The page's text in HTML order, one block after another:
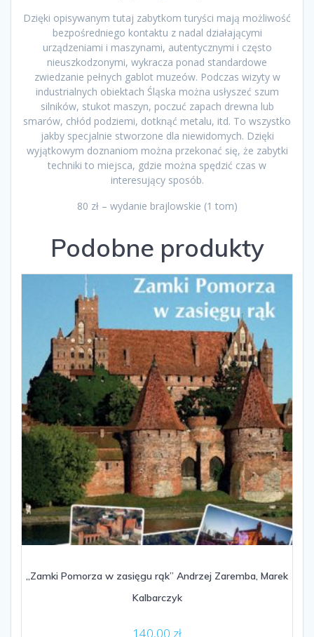
Dzięki opisywanym tutaj zabytkom turyści mają możliwość
bezpośredniego kontaktu z nadal działającymi
urządzeniami i maszynami, autentycznymi i często
nieuszkodzonymi, wykracza ponad standardowe
zwiedzanie pełnych gablot muzeów. Podczas wizyty w
industrialnych obiektach Śląska można usłyszeć szum
silników, stukot maszyn, poczuć zapach drewna lub
smarów, chłód podziemi, dotknąć metalu, itd. To wszystko
jakby specjalnie stworzone dla niewidomych. Dzięki
wyjątkowym doznaniom można przekonać się, że zabytki
techniki to miejsca, gdzie można spędzić czas w
interesujący sposób.
80 zł – wydanie brajlowskie (1 tom)
Podobne produkty
„Zamki Pomorza w zasięgu rąk” Andrzej Zaremba, Marek
Kalbarczyk
140,00 zł